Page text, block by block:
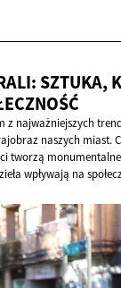
SZTUKA,
z najważniejszych
naszych miast.
tworzą monumentalne
wpływają na